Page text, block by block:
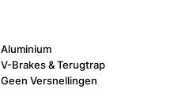
Aluminium
V-Brakes & Terugtrap
Geen Versnellingen